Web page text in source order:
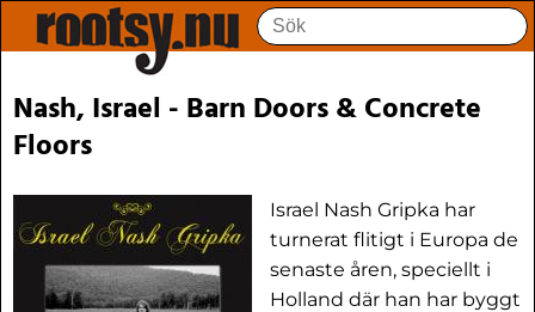
Nash, Israel - Barn Doors & Concrete
Floors
Israel Nash Gripka har
turnerat flitigt i Europa de
senaste åren, speciellt i
Holland där han har byggt